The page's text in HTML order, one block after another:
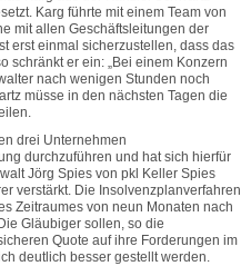
Karg führte mit einem Team von
mit allen Geschäftsleitungen der
erst einmal sicherzustellen, dass das
schränkt er ein: „Bei einem Konzern
nach wenigen Stunden noch
müsse in den nächsten Tagen die
drei Unternehmen
durchzuführen und hat sich hierfür
Jörg Spies von pkl Keller Spies
verstärkt. Die Insolvenzplanverfahren
Zeitraumes von neun Monaten nach
Gläubiger sollen, so die
Quote auf ihre Forderungen im
deutlich besser gestellt werden.